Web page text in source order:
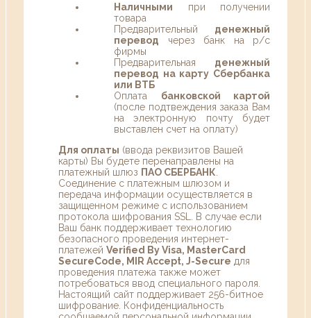
Наличными при получении
товара
Предварительный денежный
перевод через банк на р/с
фирмы
Предварительная денежный
перевод на карту Сбербанка
или ВТБ
Оплата банковской картой
(после подтвеждения заказа Вам
на электронную почту будет
выставлен счет на оплату)
Для оплаты (ввода реквизитов Вашей
карты) Вы будете перенаправлены на
платежный шлюз ПАО СБЕРБАНК
Соединение с платежным шлюзом и
передача информации осуществляется в
защищенном режиме с использованием
протокола шифрования SSL. В случае если
Ваш банк поддерживает технологию
безопасного проведения интернет-
платежей Verified By Visa, MasterCard
SecureCode, MIR Accept, J-Secure для
проведения платежа также может
потребоваться ввод специального пароля.
Настоящий сайт поддерживает 256-битное
шифрование. Конфиденциальность